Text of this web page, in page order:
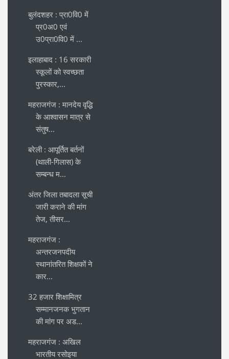
बुलंदशहर : प्रा0वि0 में
प्र0अ0 एवं
उ0प्रा0वि0 में ...
इलाहाबाद : 16 सरकारी
स्कूलों को स्वच्छता
पुरस्कार,...
महराजगंज : मानदेय वृद्धि
के आश्वासन मात्र से
संतुष...
बरेली : आपूर्तित बर्तनों
(थाली-गिलास) के
सम्बन्ध म...
अंतर जिला तबादला सूची
जारी कराने की मांग
तेज, तीसर...
महराजगंज :
अन्तरजनपदीय
स्थानांतरित शिक्षकों ने
कार...
32 हजार शिक्षामित्र
सम्मानजनक भुगतान
की मांग पर अड...
महराजगंज : अखिल
भारतीय रसोइया